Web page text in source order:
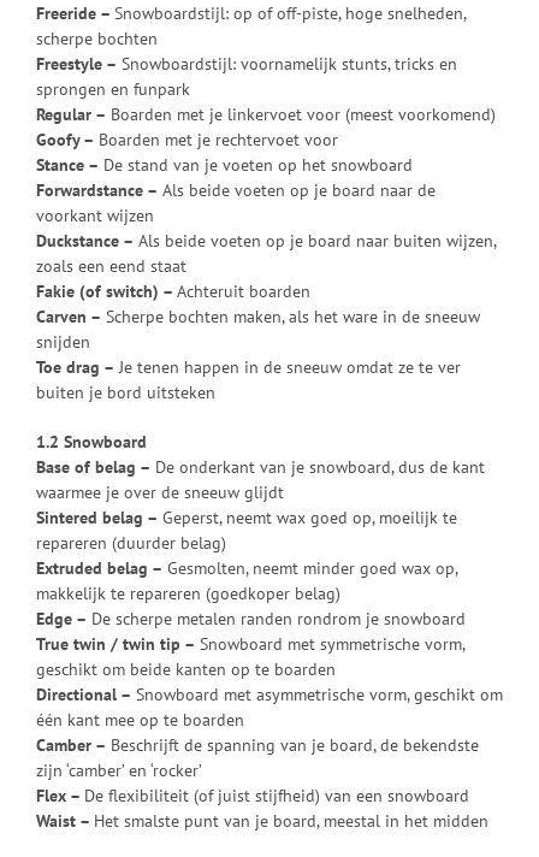
Freeride – Snowboardstijl: op of off-piste, hoge snelheden,
scherpe bochten
Freestyle – Snowboardstijl: voornamelijk stunts, tricks en
sprongen en funpark
Regular – Boarden met je linkervoet voor (meest voorkomend)
Goofy – Boarden met je rechtervoet voor
Stance – De stand van je voeten op het snowboard
Forwardstance – Als beide voeten op je board naar de
voorkant wijzen
Duckstance – Als beide voeten op je board naar buiten wijzen,
zoals een eend staat
Fakie (of switch) – Achteruit boarden
Carven – Scherpe bochten maken, als het ware in de sneeuw
snijden
Toe drag – Je tenen happen in de sneeuw omdat ze te ver
buiten je bord uitsteken
1.2 Snowboard
Base of belag – De onderkant van je snowboard, dus de kant
waarmee je over de sneeuw glijdt
Sintered belag – Geperst, neemt wax goed op, moeilijk te
repareren (duurder belag)
Extruded belag – Gesmolten, neemt minder goed wax op,
makkelijk te repareren (goedkoper belag)
Edge – De scherpe metalen randen rondrom je snowboard
True twin / twin tip – Snowboard met symmetrische vorm,
geschikt om beide kanten op te boarden
Directional – Snowboard met asymmetrische vorm, geschikt om
één kant mee op te boarden
Camber – Beschrijft de spanning van je board, de bekendste
zijn ‘camber’ en ‘rocker’
Flex – De flexibiliteit (of juist stijfheid) van een snowboard
Waist – Het smalste punt van je board, meestal in het midden